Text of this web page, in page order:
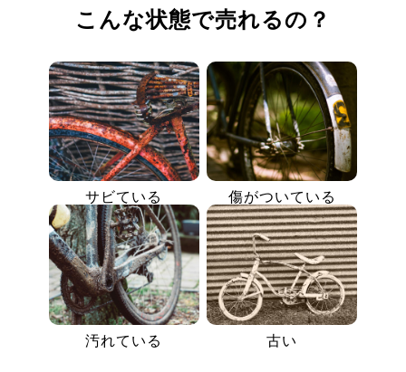
こんな状態で売れるの？
サビている 傷がついている
汚れている 古い